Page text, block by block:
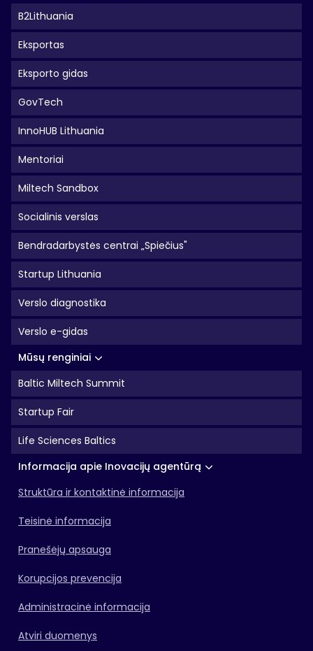
B2Lithuania
Eksportas
Eksporto gidas
GovTech
InnoHUB Lithuania
Mentoriai
Miltech Sandbox
Socialinis verslas
Bendradarbystės centrai „Spiečius"
Startup Lithuania
Verslo diagnostika
Verslo e-gidas
Mūsų renginiai
Baltic Miltech Summit
Startup Fair
Life Sciences Baltics
Informacija apie Inovacijų agentūrą
Struktūra ir kontaktinė informacija
Teisinė informacija
Pranešėjų apsauga
Korupcijos prevencija
Administracinė informacija
Atviri duomenys